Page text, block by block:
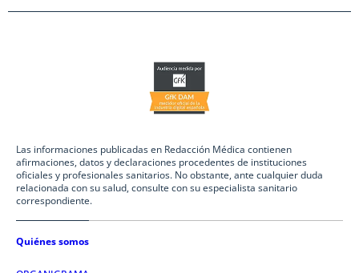
Las informaciones publicadas en Redacción Médica contienen
afirmaciones, datos y declaraciones procedentes de instituciones
oficiales y profesionales sanitarios. No obstante, ante cualquier duda
relacionada con su salud, consulte con su especialista sanitario
correspondiente.
Quiénes somos